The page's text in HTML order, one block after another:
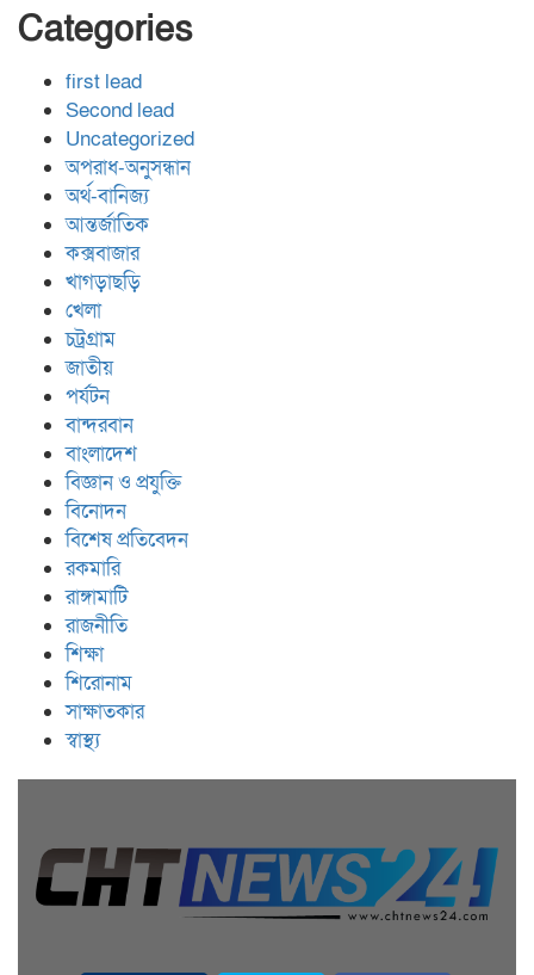
Categories
first lead
Second lead
Uncategorized
অপরাধ-অনুসন্ধান
অর্থ-বানিজ্য
আন্তর্জাতিক
কক্সবাজার
খাগড়াছড়ি
খেলা
চট্রগ্রাম
জাতীয়
পর্যটন
বান্দরবান
বাংলাদেশ
বিজ্ঞান ও প্রযুক্তি
বিনোদন
বিশেষ প্রতিবেদন
রকমারি
রাঙ্গামাটি
রাজনীতি
শিক্ষা
শিরোনাম
সাক্ষাতকার
স্বাস্থ্য